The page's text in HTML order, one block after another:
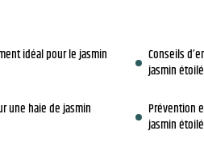
idéal pour le jasmin
une haie de jasmin
Conseils
jasmin étoilé
Prévention
jasmin étoilé